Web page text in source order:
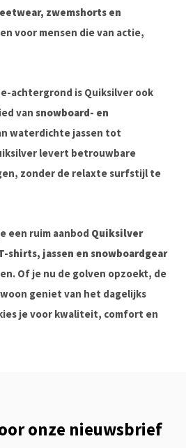
zwemshorts en
voor mensen die van actie,
achtergrond is Quiksilver ook
van snowboard- en
waterdichte jassen tot
levert betrouwbare
zonder de relaxte surfstijl te
een ruim aanbod Quiksilver
shirts, jassen en snowboardgear
Of je nu de golven opzoekt, de
geniet van het dagelijks
je voor kwaliteit, comfort en
onze nieuwsbrief